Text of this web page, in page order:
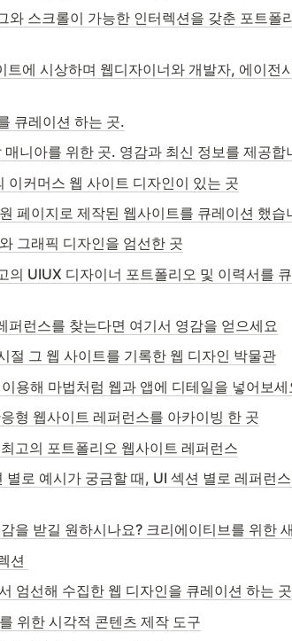
스크롤이 가능한 인터렉션을 갖춘 포트폴
에 시상하며 웹디자이너와 개발자, 에이전
큐레이션 하는 곳.
니아를 위한 곳. 영감과 최신 정보를 제공합
커머스 웹 사이트 디자인이 있는 곳
페이지로 제작된 웹사이트를 큐레이션 했습
그래픽 디자인을 엄선한 곳
UIUX 디자이너 포트폴리오 및 이력서를
런스를 찾는다면 여기서 영감을 얻으세요
그 웹 사이트를 기록한 웹 디자인 박물관
용해 마법처럼 웹과 앱에 디테일을 넣어보세
형 웹사이트 레퍼런스를 아카이빙 한 곳
고의 포트폴리오 웹사이트 레퍼런스
로 예시가 궁금할 때, UI 섹션 별로 레퍼런
을 받길 원하시나요? 크리에이티브를 위한
션
엄선해 수집한 웹 디자인을 큐레이션 하는 곳
위한 시각적 콘텐츠 제작 도구